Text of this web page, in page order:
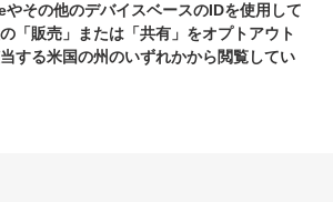
その他のデバイスベースのIDを使用して
「販売」または「共有」をオプトアウト
する米国の州のいずれかから閲覧してい